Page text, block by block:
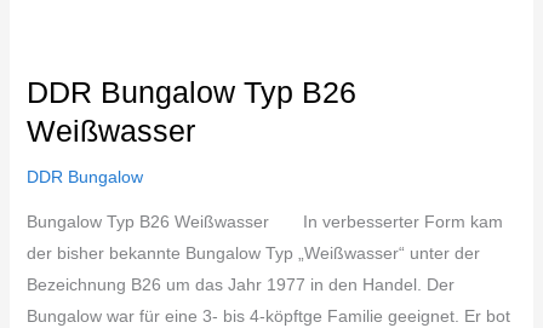
DDR Bungalow Typ B26
Weißwasser
DDR Bungalow
Bungalow Typ B26 Weißwasser In verbesserter Form kam
der bisher bekannte Bungalow Typ „Weißwasser“ unter der
Bezeichnung B26 um das Jahr 1977 in den Handel. Der
Bungalow war für eine 3- bis 4-köpftge Familie geeignet. Er bot